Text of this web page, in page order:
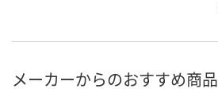
メーカーからのおすすめ商品